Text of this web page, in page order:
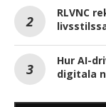
RLVNC
Hur AI-
digitala